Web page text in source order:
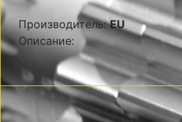
Производитель:EU
Описание: